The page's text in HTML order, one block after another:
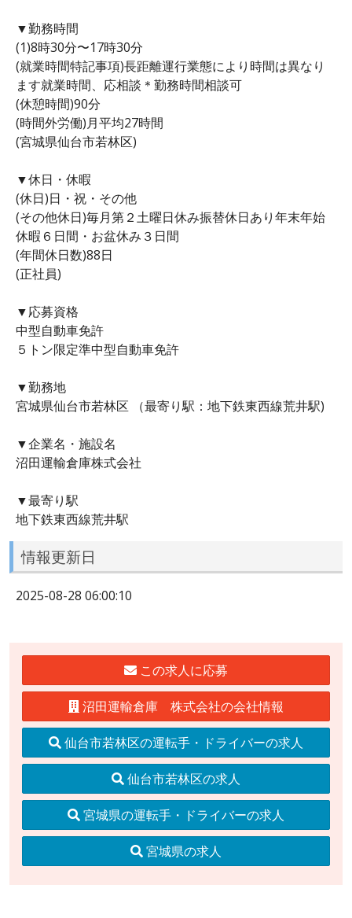
▼勤務時間
(1)8時30分〜17時30分
(就業時間特記事項)長距離運行業態により時間は異なり
ます就業時間、応相談＊勤務時間相談可
(休憩時間)90分
(時間外労働)月平均27時間
(宮城県仙台市若林区)
▼休日・休暇
(休日)日・祝・その他
(その他休日)毎月第２土曜日休み振替休日あり年末年始
休暇６日間・お盆休み３日間
(年間休日数)88日
(正社員)
▼応募資格
中型自動車免許
５トン限定準中型自動車免許
▼勤務地
宮城県仙台市若林区 （最寄り駅：地下鉄東西線荒井駅)
▼企業名・施設名
沼田運輸倉庫株式会社
▼最寄り駅
地下鉄東西線荒井駅
情報更新日
2025-08-28 06:00:10
この求人に応募
沼田運輸倉庫 株式会社の会社情報
仙台市若林区の運転手・ドライバーの求人
仙台市若林区の求人
宮城県の運転手・ドライバーの求人
宮城県の求人